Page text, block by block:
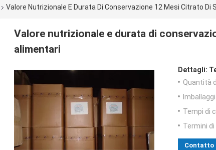
Valore Nutrizionale E Durata Di Conservazione 12 Mesi Citrato Di
Valore nutrizionale e durata di
alimentari
Dettagli:
Quantità
Tempi di
Termini
Contatto